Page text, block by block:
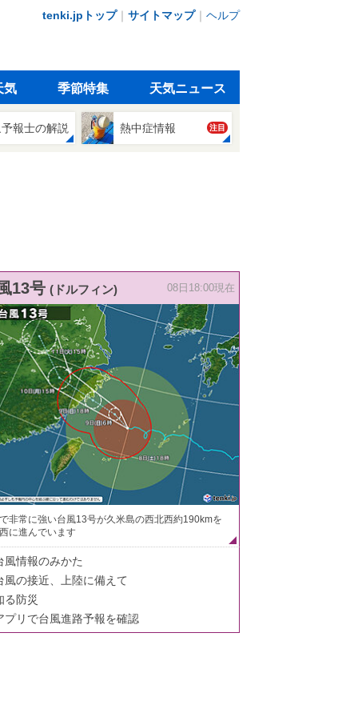
tenki.jpトップ｜ サイトマップ｜ ヘルプ
気 季節特集 天気ニュース
報士の解説 熱中症情報 注目
13号 (ドルフィン) 08日18:00現在
非常に強い台風13号が久米島の西北西約190kmを
に進んでいます
風情報のみかた
風の接近、上陸に備えて
る防災
プリで台風進路予報を確認